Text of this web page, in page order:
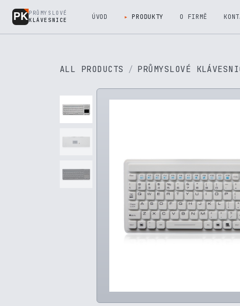
PRŮMYSLOVÉ
KLÁVESNICE
ÚVOD PRODUKTY O FIRMĚ
ALL PRODUCTS PRŮMYSLOVÉ